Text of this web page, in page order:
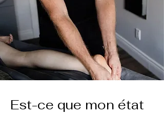
Est-ce que mon état